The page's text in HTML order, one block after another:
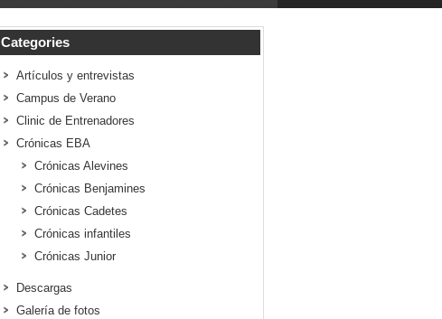
Categories
Artículos y entrevistas
Campus de Verano
Clinic de Entrenadores
Crónicas EBA
Crónicas Alevines
Crónicas Benjamines
Crónicas Cadetes
Crónicas infantiles
Crónicas Junior
Descargas
Galería de fotos